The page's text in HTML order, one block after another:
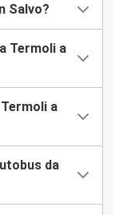
Salvo?
Termoli a
a
da